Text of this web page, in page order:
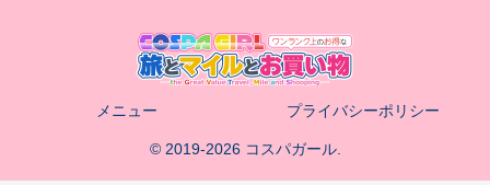
メニュー プライバシーポリシー
© 2019-2026 コスパガール.